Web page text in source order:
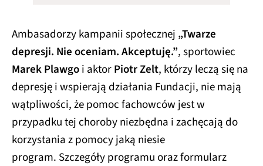
Ambasadorzy kampanii społecznej „Twarze
depresji. Nie oceniam. Akceptuję.”, sportowiec
Marek Plawgoi aktorPiotr Zelt, którzy leczą się na
depresję i wspierają działania Fundacji, nie mają
wątpliwości, że pomoc fachowców jest w
przypadku tej choroby niezbędna i zachęcają do
korzystania z pomocy jaką niesie
program. Szczegóły programu oraz formularz